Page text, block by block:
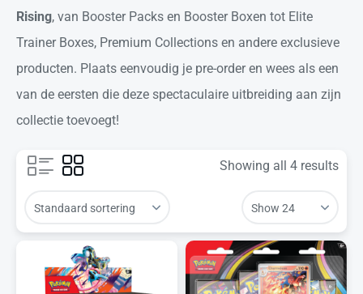
Rising, van Booster Packs en Booster Boxen tot Elite
Trainer Boxes, Premium Collections en andere exclusieve
producten. Plaats eenvoudig je pre-order en wees als een
van de eersten die deze spectaculaire uitbreiding aan zijn
collectie toevoegt!
Showing all 4 results